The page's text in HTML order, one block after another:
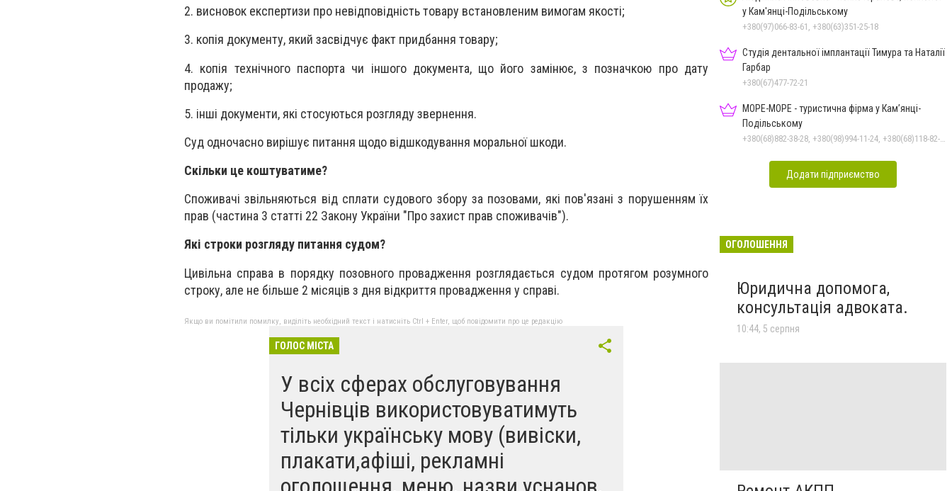
2. висновок експертизи про невідповідність товару встановленим вимогам якості;
3. копія документу, який засвідчує факт придбання товару;
4. копія технічного паспорта чи іншого документа, що його замінює, з позначкою про дату
продажу;
5. інші документи, які стосуються розгляду звернення.
Суд одночасно вирішує питання щодо відшкодування моральної шкоди.
Скільки це коштуватиме?
Споживачі звільняються від сплати судового збору за позовами, які пов'язані з порушенням їх
прав (частина 3 статті 22 Закону України "Про захист прав споживачів").
Які строки розгляду питання судом?
Цивільна справа в порядку позовного провадження розглядається судом протягом розумного
строку, але не більше 2 місяців з дня відкриття провадження у справі.
Якщо ви помітили помилку, виділіть необхідний текст і натисніть Ctrl + Enter, щоб повідомити про це редакцію
ГОЛОС МІСТА
У всіх сферах обслуговування
Чернівців використовуватимуть
тільки українську мову (вивіски,
плакати,афіші, рекламні
у Кам'янці-Подільському
+380(97)066-83-61, +380(63)351-25-18
Студія дентальної імплантації Тимура та Наталії
Гарбар
+380(67)477-72-21
МОРЕ-МОРЕ - туристична фірма у Кам’янці-
Подільському
+380(68)882-38-28, +380(98)994-11-24, +380(68)118-82-77
Додати підприємство
ОГОЛОШЕННЯ
Юридична допомога,
консультація адвоката.
10:44, 5 серпня